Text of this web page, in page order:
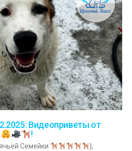
Видеоприветы от
!
Семейки
‍),